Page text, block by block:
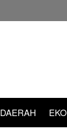
DAERAH